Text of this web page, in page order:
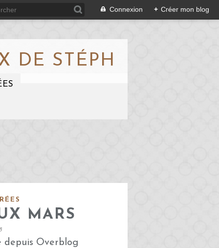
Connexion + Créer mon blog
DE STÉPH
MARS
Overblog